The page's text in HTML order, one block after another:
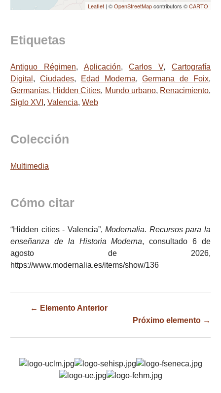
Leaflet | ©OpenStreetMapcontributors ©CARTO
Etiquetas
Antiguo Régimen, Aplicación,Carlos V,Cartografía
Digital , Ciudades, Edad Moderna,Germana de Foix,
Germanías, Hidden Cities, Mundo urbano, Renacimiento,
Siglo XVI , Valencia, Web
Colección
Multimedia
Cómo citar
“Hidden cities - Valencia”,Modernalia. Recursos para la
enseñanza de la Historia Moderna, consultado 6 de
agosto de 2026,
https://www.modernalia.es/items/show/136
← Elemento Anterior
Próximo elemento →